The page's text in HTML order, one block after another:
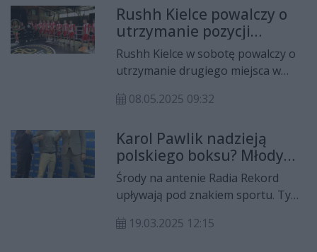
tworząc wyjątkową platformę
wymiany doświadczeń oraz
prezentacji najnowszych trendów w
świecie pięściarstwa.
Rushh Kielce powalczy o
utrzymanie pozycji
wicelidera w Polskiej Lidze
Boksu.
Rushh Kielce w sobotę powalczy o
utrzymanie drugiego miejsca w
będzie Imperium Boxing
odbędzie się o 19:30 w hali przy ul.
Żytniej.
08.05.2025 09:32
Karol Pawlik nadzieją
polskiego boksu? Młody
pięściarz odpowiada
Środy na antenie Radia Rekord
upływają pod znakiem sportu. Tym
Karol Pawlik – utalentowany
19.03.2025 12:15